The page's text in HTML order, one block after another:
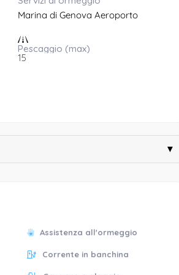
Marina di Genova Aeroporto
Pescaggio (max)
15
▼
Assistenza all'ormeggio
Corrente in banchina